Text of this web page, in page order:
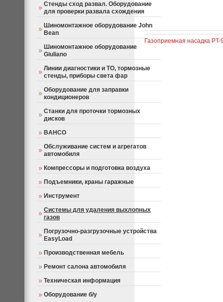
Стенды сход развал. Оборудование
для проверки развала схождения
Шиномонтажное оборудование John
Bean
Шиномонтажное оборудование
Giuliano
Линии диагностики и ТО, тормозные
стенды, приборы света фар
Оборудование для заправки
кондиционеров
Станки для проточки тормозных
дисков
BAHCO
Обслуживание систем и агрегатов
автомобиля
Компрессоры и подготовка воздуха
Подъемники, краны гаражные
Инструмент
Системы для удаления выхлопных
газов
Погрузочно-разгрузочные устройства
EasyLoad
Производственная мебель
Ремонт салона автомобиля
Техническая информация
Оборудование б/у
Газоприемная насадка PT-